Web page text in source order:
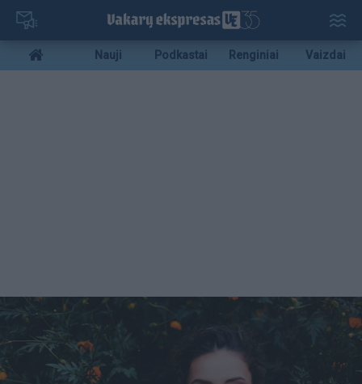
Pereiti
pagrindinį
turinį
Mobile
menu
Nauji Podkastai Renginiai Vaizdai